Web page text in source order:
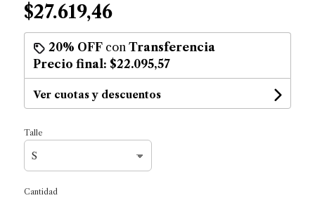
$27.619,46
20% OFFcon Transferencia
Precio final: $22.095,57
Ver cuotas y descuentos
Talle
Cantidad